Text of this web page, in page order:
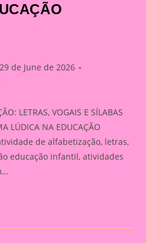
29 de June de 2026
LETRAS, VOGAIS E SÍLABAS
LÚDICA NA EDUCAÇÃO
de alfabetização, letras,
educação infantil, atividades